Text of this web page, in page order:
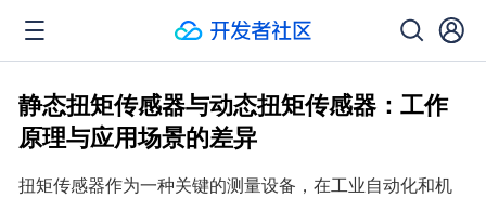
静态扭矩传感器与动态扭矩传感器：工作
原理与应用场景的差异
扭矩传感器作为一种关键的测量设备，在工业自动化和机